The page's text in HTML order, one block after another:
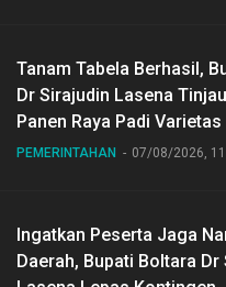
Tanam Tabela Berhasil,
Dr Sirajudin Lasena
Panen Raya Padi Varietas
Desa Gihang
PEMERINTAHAN 07/08/2026,
Ingatkan Peserta Jaga
Daerah, Bupati Boltara Dr